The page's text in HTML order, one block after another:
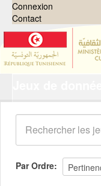
Connexion
Contact
Organisations
Groupes
Demandes 0
À propos
Par Ordre